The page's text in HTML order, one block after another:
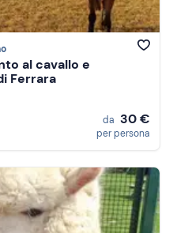
al cavallo e
Ferrara
da 30 €
per persona